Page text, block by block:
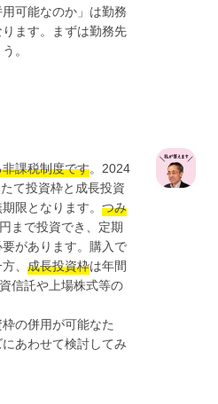
用可能なのか」は勤務
ます。まずは勤務先
。
課税制度です。2024
て投資枠と成長投資
限となります。 つみ
まで投資でき、定期
があります。購入で
、 成長投資枠は年間
信託や上場株式等の
の併用が可能なた
あわせて検討してみ